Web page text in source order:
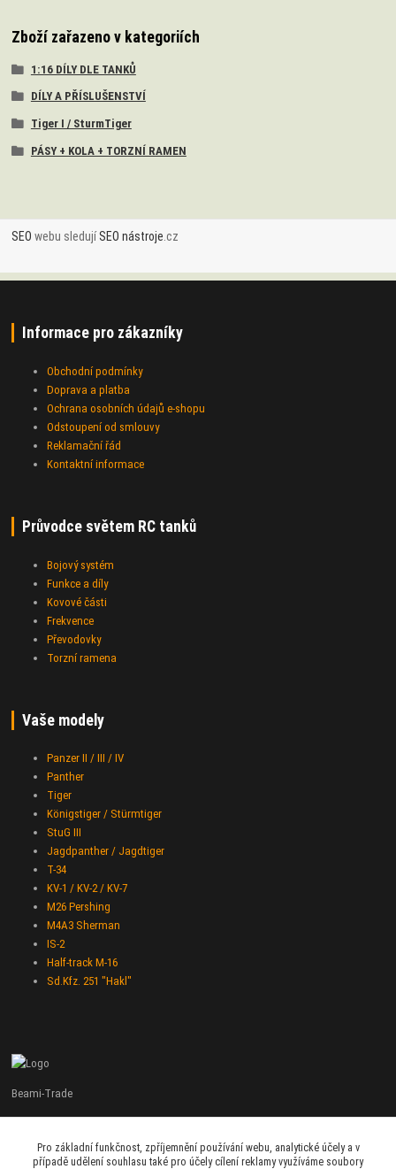
Zboží zařazeno v kategoriích
1:16 DÍLY DLE TANKŮ
DÍLY A PŘÍSLUŠENSTVÍ
Tiger I / SturmTiger
PÁSY + KOLA + TORZNÍ RAMEN
SEO webu sledujíSEO nástroje .cz
Informace pro zákazníky
Obchodní podmínky
Doprava a platba
Ochrana osobních údajů e-shopu
Odstoupení od smlouvy
Reklamační řád
Kontaktní informace
Průvodce světem RC tanků
Bojový systém
Funkce a díly
Kovové části
Frekvence
Převodovky
Torzní ramena
Vaše modely
Panzer II / III / IV
Panther
Tiger
Königstiger / Stürmtiger
StuG III
Jagdpanther / Jagdtiger
T-34
KV-1 / KV-2 / KV-7
M26 Pershing
M4A3 Sherman
IS-2
Half-track M-16
Sd.Kfz. 251 "Hakl"
Beami-Trade
Po - Pá 9:00 - 16:00
Pro základní funkčnost, zpříjemnění používání webu, analytické účely a v
případě udělení souhlasu také pro účely cílení reklamy využíváme soubory